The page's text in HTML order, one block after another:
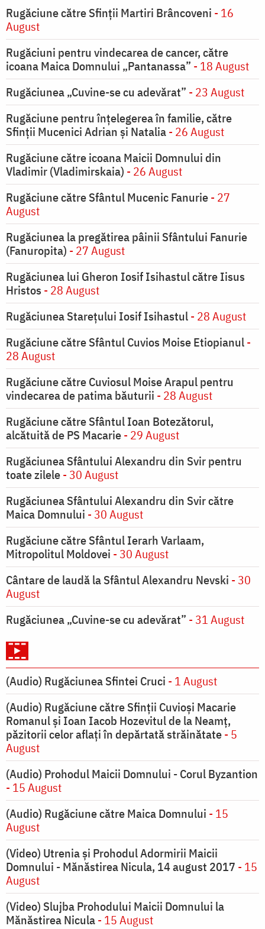
Rugăciune către Sfinții Martiri Brâncoveni - 16
August
Rugăciuni pentru vindecarea de cancer, către
icoana Maica Domnului „Pantanassa” - 18 August
Rugăciunea „Cuvine-se cu adevărat” - 23 August
Rugăciune pentru înţelegerea în familie, către
Sfinţii Mucenici Adrian şi Natalia- 26 August
Rugăciune către icoana Maicii Domnului din
Vladimir (Vladimirskaia) - 26 August
Rugăciune către Sfântul Mucenic Fanurie- 27
August
Rugăciunea la pregătirea pâinii Sfântului Fanurie
(Fanuropita) - 27 August
Rugăciunea lui Gheron Iosif Isihastul către Iisus
Hristos - 28 August
Rugăciunea Starețului Iosif Isihastul- 28 August
Rugăciune către Sfântul Cuvios Moise Etiopianul-
28 August
Rugăciune către Cuviosul Moise Arapul pentru
vindecarea de patima băuturii - 28 August
Rugăciune către Sfântul Ioan Botezătorul,
alcătuită de PS Macarie- 29 August
Rugăciunea Sfântului Alexandru din Svir pentru
toate zilele- 30 August
Rugăciunea Sfântului Alexandru din Svir către
Maica Domnului - 30 August
Rugăciune către Sfântul Ierarh Varlaam,
Mitropolitul Moldovei - 30 August
Cântare de laudă la Sfântul Alexandru Nevski - 30
August
Rugăciunea „Cuvine-se cu adevărat” - 31 August
(Audio) Rugăciunea Sfintei Cruci - 1 August
(Audio) Rugăciune către Sfinții Cuvioși Macarie
Romanul și Ioan Iacob Hozevitul de la Neamț,
păzitorii celor aflați în depărtată străinătate- 5
August
(Audio) Prohodul Maicii Domnului - Corul Byzantion
- 15 August
(Audio) Rugăciune către Maica Domnului - 15
August
(Video) Utrenia și Prohodul Adormirii Maicii
Domnului - Mănăstirea Nicula, 14 august 2017 - 15
August
(Video) Slujba Prohodului Maicii Domnului la
Mănăstirea Nicula- 15 August